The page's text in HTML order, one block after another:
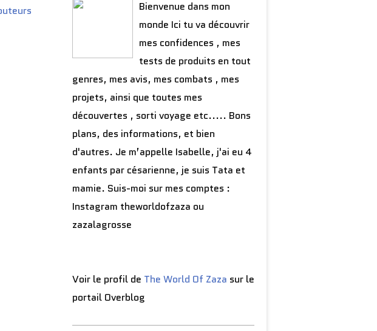
Bienvenue dans mon
monde Ici tu va découvrir
mes confidences , mes
tests de produits en tout
genres, mes avis, mes combats , mes
projets, ainsi que toutes mes
découvertes , sorti voyage etc..... Bons
plans, des informations, et bien
d'autres. Je m’appelle Isabelle, j'ai eu 4
enfants par césarienne, je suis Tata et
mamie. Suis-moi sur mes comptes :
Instagram theworldofzaza ou
zazalagrosse
Voir le profil de The World Of Zaza sur le
portail Overblog